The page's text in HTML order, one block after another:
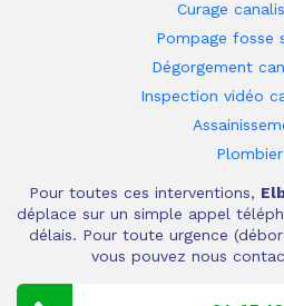
Curage
Pompage fosse
Dégorgement
Inspection vidéo
Plombier
Pour toutes ces interventions,
déplace sur un simple appel
délais. Pour toute urgence
vous pouvez nous